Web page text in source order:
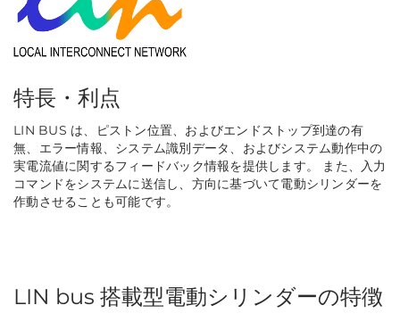
特長・利点
LIN BUS は、ピストン位置、およびエンドストップ到達の有
無、エラー情報、システム識別データ、およびシステム動作中の
実電流値に関するフィードバック情報を提供します。 また、入力
コマンドをシステムに送信し、方向に基づいて電動シリンダーを
作動させることも可能です。
LIN bus 搭載型電動シリンダーの特徴